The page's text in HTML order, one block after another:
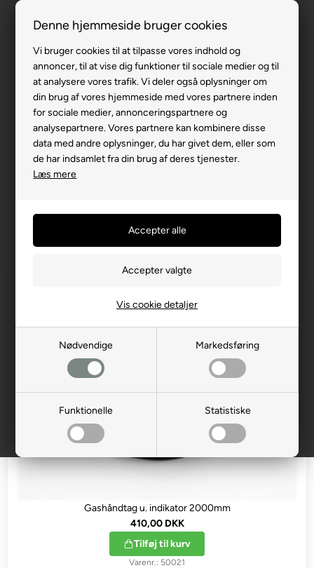
Denne hjemmeside bruger cookies
Vi bruger cookies til at tilpasse vores indhold og
annoncer, til at vise dig funktioner til sociale medier og til
at analysere vores trafik. Vi deler også oplysninger om
din brug af vores hjemmeside med vores partnere inden
for sociale medier, annonceringspartnere og
analysepartnere. Vores partnere kan kombinere disse
data med andre oplysninger, du har givet dem, eller som
de har indsamlet fra din brug af deres tjenester.
Læs mere
Nødvendige Markedsføring
Funktionelle Statistiske
Vis cookie detaljer
Forside Reservedele Shoprider » Instrumentbord/styr
Filtrer produkter
Gashåndtag u. indikator 2000mm
410,00 DKK
Tilføj til kurv
50021